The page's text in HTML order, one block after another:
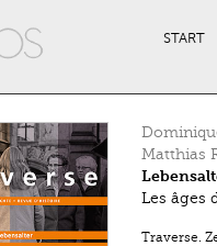
START
Matthias
Les âges
Traverse.